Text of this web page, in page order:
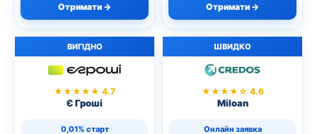
Отримати → Отримати →
ВИГІДНО
★★★★★ 4.7
Є Гроші
0,01% старт
ШВИДКО
★★★★☆ 4.6
Miloan
Онлайн заявка